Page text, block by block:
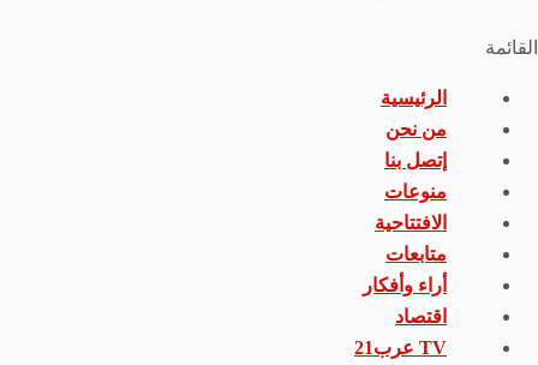
القائمة
الرئيسية
من نحن
إتصل بنا
منوعات
الافتتاحية
متابعات
أراء وأفكار
اقتصاد
TV عرب21